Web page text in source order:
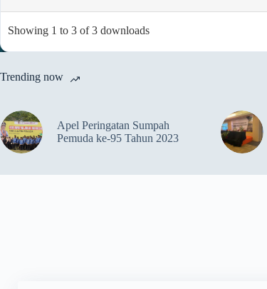
Showing 1 to 3 of 3 downloads
Trending now
Apel Peringatan Sumpah
Pemuda ke-95 Tahun 2023